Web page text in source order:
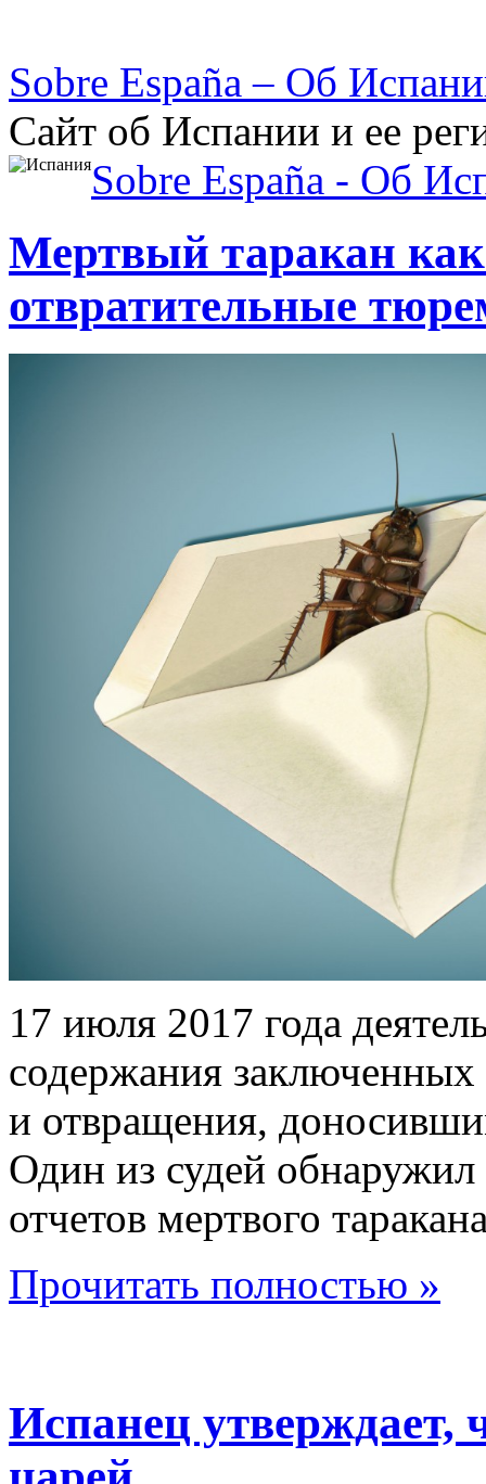
Sobre España – Об
Сайт об Испании и ее
Sobre España - Об
Мертвый таракан
отвратительные
17 июля 2017 года
содержания
и отвращения,
Один из судей обнаружил
отчетов мертвого
Прочитать полностью »
Испанец утверждает,